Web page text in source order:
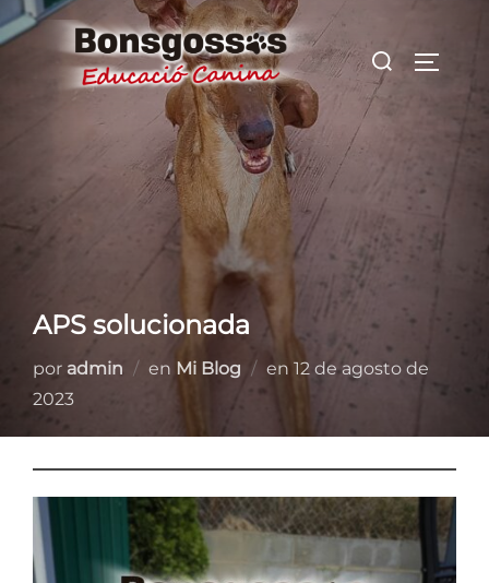
Saltar
al
contenido
Buscar:
APS solucionada
por admin en Mi Blog en Publicado
12 de agosto de
2023